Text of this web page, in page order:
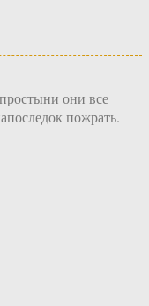
они все
пожрать.